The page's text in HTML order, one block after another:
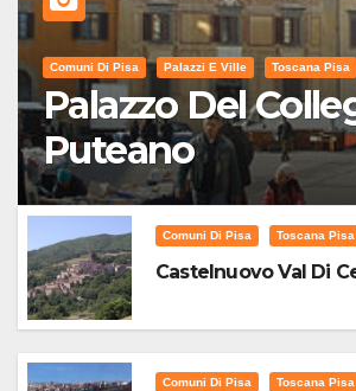
Comuni Di Pisa Palazzi E Ville Toscana Pisa
Palazzo Del
Puteano
Comuni Di Pisa Toscana Pisa
Castelnuovo Val Di
Comuni Di Pisa Toscana Pisa